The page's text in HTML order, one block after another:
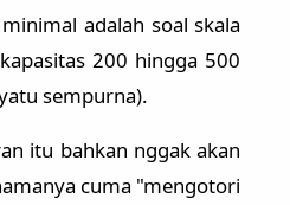
adalah soal skala
200 hingga 500
sempurna).
itu bahkan nggak akan
cuma "mengotori